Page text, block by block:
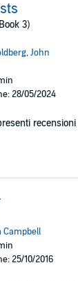
3)
,John
28/05/2024
recensioni
Campbell
25/10/2016